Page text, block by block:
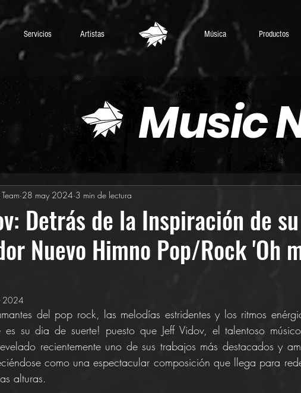
Servicios Artistas Música Productos
Music
Detrás de la Inspiración de su
Nuevo Himno Pop/Rock 'Oh
28 may 2024 3 min de lectura
2024
del pop rock, las melodías estridentes y los ritmos
es su dia de suerte! puesto que Jeff Vidov, el talentoso
recientemente uno de sus trabajos más destacados y
como una espectacular composición que llega para
alturas.